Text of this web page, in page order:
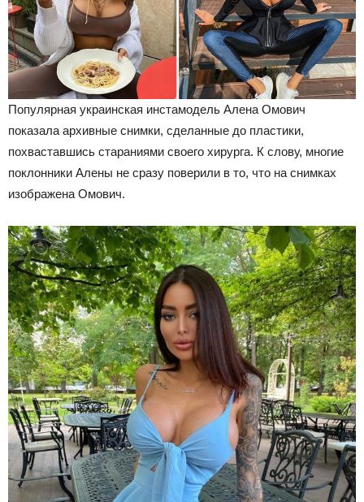
Популярная украинская инстамодель Алена Омович
показала архивные снимки, сделанные до пластики,
похваставшись стараниями своего хирурга. К слову, многие
поклонники Алены не сразу поверили в то, что на снимках
изображена Омович.